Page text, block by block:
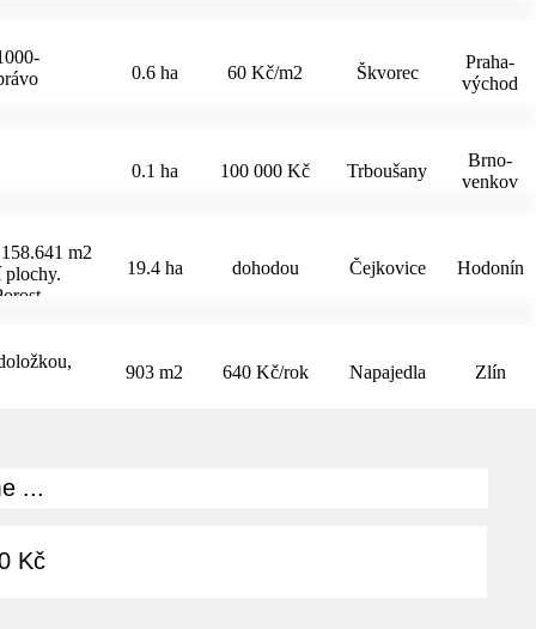
0.6 ha 60 Kč/m2 Škvorec
Praha-
východ
0.1 ha 100 000 Kč Trboušany
Brno-
venkov
m2
plochy.
19.4 ha dohodou Čejkovice Hodonín
903 m2 640 Kč/rok Napajedla Zlín
...
Kč